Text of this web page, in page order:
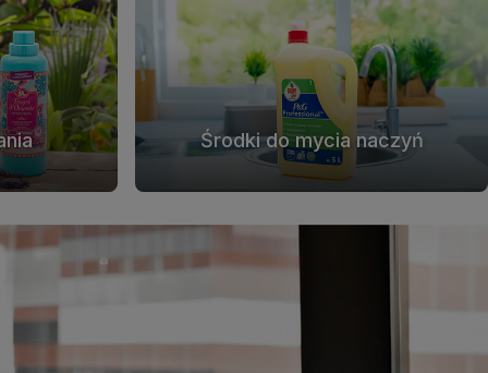
Środki do mycia naczyń